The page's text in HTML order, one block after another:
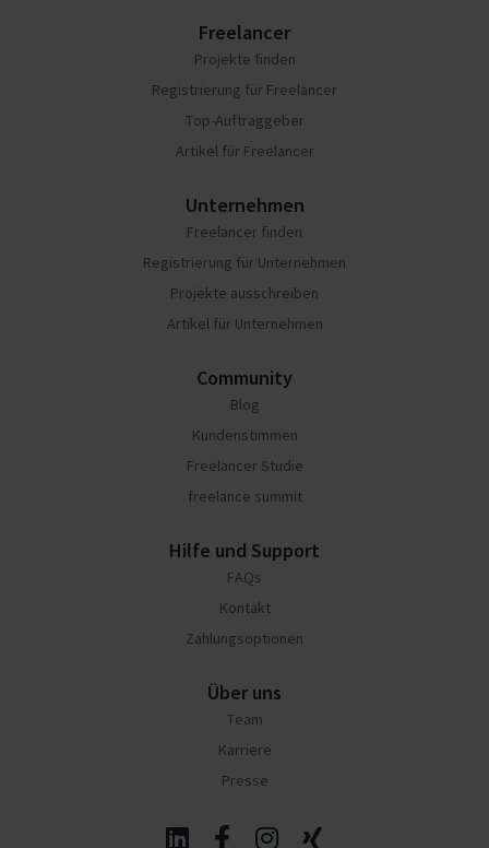
Freelancer
Projekte finden
Registrierung für Freelancer
Top-Auftraggeber
Artikel für Freelancer
Unternehmen
Freelancer finden
Registrierung für Unternehmen
Projekte ausschreiben
Artikel für Unternehmen
Community
Blog
Kundenstimmen
Freelancer Studie
freelance summit
Hilfe und Support
FAQs
Kontakt
Zahlungsoptionen
Über uns
Team
Karriere
Presse